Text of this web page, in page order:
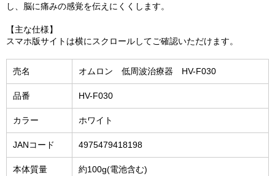
し、脳に痛みの感覚を伝えにくくします。
【主な仕様】
スマホ版サイトは横にスクロールしてご確認いただけます。
売名 オムロン 低周波治療器 HV-F030
品番 HV-F030
カラー ホワイト
JANコード 4975479418198
本体質量 約100g(電池含む)